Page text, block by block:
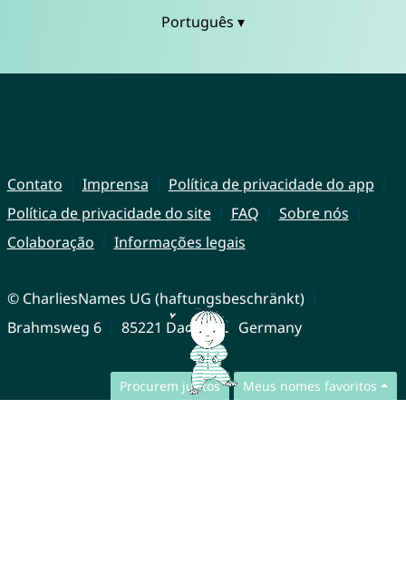
Procurem juntos Meus nomes favoritos
Português ▾
Contato Imprensa
Política de privacidade do app
Política de privacidade do site
FAQ
Sobre nós
Colaboração
Informações legais
© CharliesNames UG (haftungsbeschränkt)
Brahmsweg 6
85221 Dachau Germany